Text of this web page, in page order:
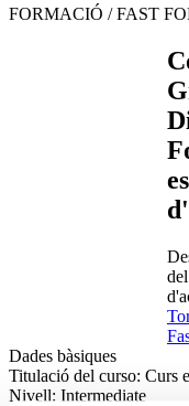
FORMACIÓ / FAST
Dades bàsiques
Titulació del curso: Curs
Nivell: Intermediate